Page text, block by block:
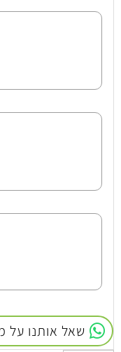
שאל אותנו על